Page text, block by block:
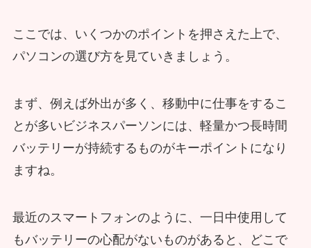
ここでは、いくつかのポイントを押さえた上で、
パソコンの選び方を見ていきましょう。
まず、例えば外出が多く、移動中に仕事をするこ
とが多いビジネスパーソンには、軽量かつ長時間
バッテリーが持続するものがキーポイントになり
ますね。
最近のスマートフォンのように、一日中使用して
もバッテリーの心配がないものがあると、どこで